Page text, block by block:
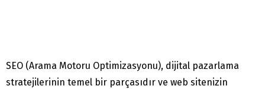
SEO (Arama Motoru Optimizasyonu), dijital pazarlama
stratejilerinin temel bir parçasıdır ve web sitenizin